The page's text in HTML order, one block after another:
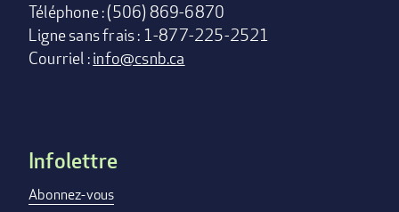
Téléphone : (506) 869-6870
Ligne sans frais : 1-877-225-2521
Courriel :info@csnb.ca
Footer
menu
Infolettre
Abonnez-vous